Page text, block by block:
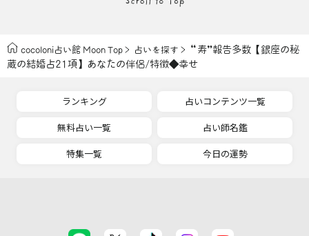
cocoloni占い館 Moon Top 占いを探す
“寿”報告多数【銀座の秘
蔵の結婚占21項】あなたの伴侶/特徴◆幸せ
ランキング
占いコンテンツ一覧
無料占い一覧
占い師名鑑
特集一覧
今日の運勢